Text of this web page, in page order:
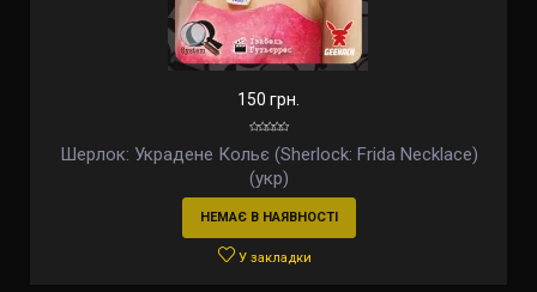
150 грн.
Шерлок: Украдене Кольє (Sherlock: Frida Necklace)
(укр)
НЕМАЄ В НАЯВНОСТІ
У закладки